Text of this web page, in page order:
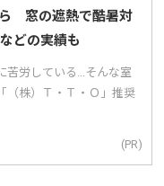
ら 窓の遮熱で酷暑対
どの実績も
苦労している...そんな室
（株）Ｔ・Ｔ・Ｏ」推奨
(PR)